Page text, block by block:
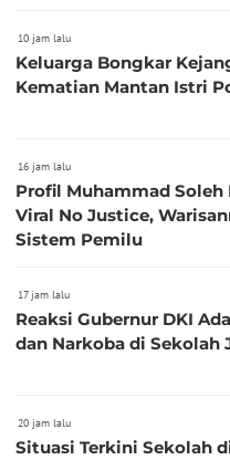
10 jam lalu
Keluarga Bongkar
Kematian Mantan Istri
16 jam lalu
Profil Muhammad Soleh
Viral No Justice,
Sistem Pemilu
17 jam lalu
Reaksi Gubernur DKI Ada 995 Senjata
dan Narkoba di Sekolah
20 jam lalu
Situasi Terkini Sekolah